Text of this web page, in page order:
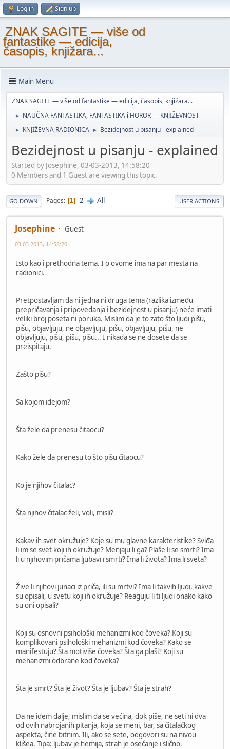
Log in Sign up
ZNAK SAGITE — više od
fantastike — edicija,
časopis, knjižara...
Main Menu
ZNAK SAGITE — više od fantastike — edicija, časopis, knjižara...
► NAUČNA FANTASTIKA, FANTASTIKA i HOROR — KNJIŽEVNOST
► KNJIŽEVNA RADIONICA ► Bezidejnost u pisanju - explained
Bezidejnost u pisanju - explained
Started by Josephine, 03-03-2013, 14:58:20
0 Members and 1 Guest are viewing this topic.
GO DOWN Pages 1 2 All USER ACTIONS
Josephine Guest
03-03-2013, 14:58:20
Isto kao i prethodna tema. I o ovome ima na par mesta na
radionici.
Pretpostavljam da ni jedna ni druga tema (razlika između
prepričavanja i pripovedanja i bezidejnost u pisanju) neće imati
veliki broj poseta ni poruka. Mislim da je to zato što ljudi pišu,
pišu, objavljuju, ne objavljuju, pišu, objavljuju, pišu, ne
objavljuju, pišu, pišu, pišu... I nikada se ne dosete da se
preispitaju.
Zašto pišu?
Sa kojom idejom?
Šta žele da prenesu čitaocu?
Kako žele da prenesu to što pišu čitaocu?
Ko je njihov čitalac?
Šta njihov čitalac želi, voli, misli?
Kakav ih svet okružuje? Koje su mu glavne karakteristike? Sviđa
li im se svet koji ih okružuje? Menjaju li ga? Plaše li se smrti? Ima
li u njihovim pričama ljubavi i smrti? Ima li života? Ima li sveta?
Žive li njihovi junaci iz priča, ili su mrtvi? Ima li takvih ljudi, kakve
su opisali, u svetu koji ih okružuje? Reaguju li ti ljudi onako kako
su oni opisali?
Koji su osnovni psihološki mehanizmi kod čoveka? Koji su
komplikovani psihološki mehanizmi kod čoveka? Kako se
manifestuju? Šta motiviše čoveka? Šta ga plaši? Koji su
mehanizmi odbrane kod čoveka?
Šta je smrt? Šta je život? Šta je ljubav? Šta je strah?
Da ne idem dalje, mislim da se većina, dok piše, ne seti ni dva
od ovih nabrojanih pitanja, koja se meni, bar, sa čitalačkog
aspekta, čine bitnim. Ili, ako se sete, odgovori su na nivou
klišea. Tipa: ljubav je hemija, strah je osećanje i slično.